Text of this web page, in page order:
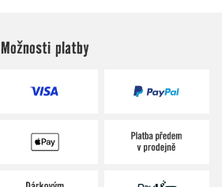
Možnosti platby